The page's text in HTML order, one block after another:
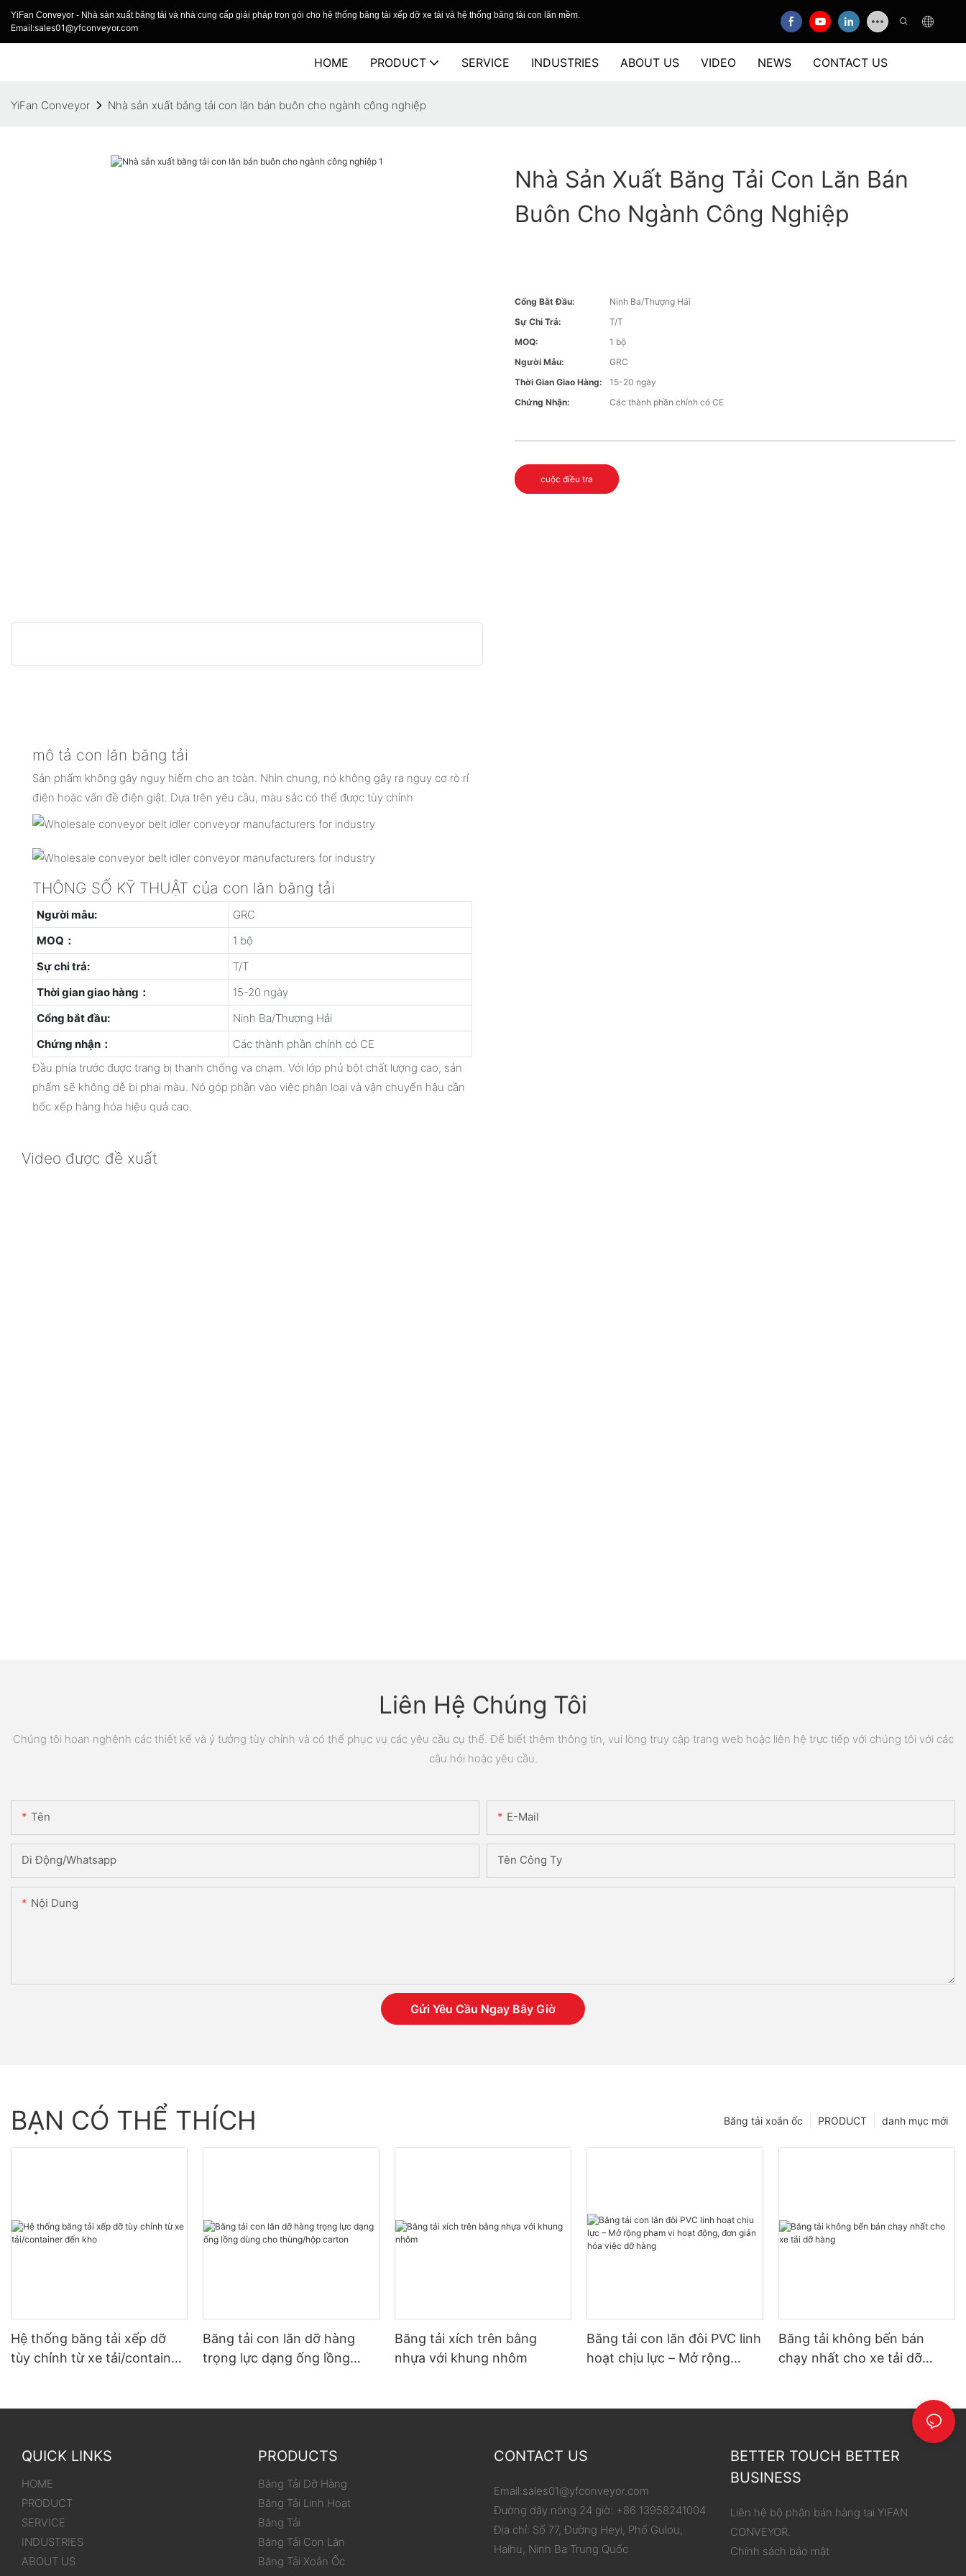
YiFan Conveyor - Nhà sản xuất băng tải và nhà cung cấp giải pháp trọn gói cho hệ thống băng tải xếp dỡ xe tải và hệ thống băng tải con lăn mềm.
Email:sales01@yfconveyor.com
HOME PRODUCT SERVICE INDUSTRIES ABOUT US VIDEO NEWS CONTACT US
YiFan Conveyor Nhà sản xuất băng tải con lăn bán buôn cho ngành công nghiệp
Nhà Sản Xuất Băng Tải Con Lăn Bán
Buôn Cho Ngành Công Nghiệp
Cổng Bắt Đầu:
Ninh Ba/Thượng Hải
Sự Chi Trả:
T/T
MOQ:
1 bộ
Người Mẫu:
GRC
Thời Gian Giao Hàng:
15-20 ngày
Chứng Nhận:
Các thành phần chính có CE
cuộc điều tra
mô tả con lăn băng tải
Sản phẩm không gây nguy hiểm cho an toàn. Nhìn chung, nó không gây ra nguy cơ rò rỉ
điện hoặc vấn đề điện giật. Dựa trên yêu cầu, màu sắc có thể được tùy chỉnh
THÔNG SỐ KỸ THUẬT của con lăn băng tải
Người mẫu:
GRC
MOQ：
1 bộ
Sự chi trả:
T/T
Thời gian giao hàng：
15-20 ngày
Cổng bắt đầu:
Ninh Ba/Thượng Hải
Chứng nhận：
Các thành phần chính có CE
Đầu phía trước được trang bị thanh chống va chạm. Với lớp phủ bột chất lượng cao, sản
phẩm sẽ không dễ bị phai màu. Nó góp phần vào việc phân loại và vận chuyển hậu cần
bốc xếp hàng hóa hiệu quả cao.
Video được đề xuất
Liên Hệ Chúng Tôi
Chúng tôi hoan nghênh các thiết kế và ý tưởng tùy chỉnh và có thể phục vụ các yêu cầu cụ thể. Để biết thêm thông tin, vui lòng truy cập trang web hoặc liên hệ trực tiếp với chúng tôi với các
câu hỏi hoặc yêu cầu.
Tên E-Mail
Di Động/Whatsapp Tên Công Ty
Nội Dung
Gửi Yêu Cầu Ngay Bây Giờ
BẠN CÓ THỂ THÍCH danh mục mới
PRODUCT
Băng tải xoắn ốc
Hệ thống băng tải xếp dỡ
tùy chỉnh từ xe tải/container
Băng tải con lăn dỡ hàng
trọng lực dạng ống lồng
Băng tải xích trên bằng
nhựa với khung nhôm
Băng tải con lăn đôi PVC linh
hoạt chịu lực – Mở rộng
Băng tải không bến bán
chạy nhất cho xe tải dỡ
QUICK LINKS
HOME
PRODUCT
SERVICE
INDUSTRIES
ABOUT US
PRODUCTS
Băng Tải Dỡ Hàng
Băng Tải Linh Hoạt
Băng Tải
Băng Tải Con Lăn
Băng Tải Xoắn Ốc
CONTACT US
Email:sales01@yfconveyor.com
Đường dây nóng 24 giờ: +86 13958241004
Địa chỉ: Số 77, Đường Heyi, Phố Gulou,
Haihu, Ninh Ba Trung Quốc
BETTER TOUCH BETTER
BUSINESS
Liên hệ bộ phận bán hàng tại YIFAN
CONVEYOR.
Chính sách bảo mật